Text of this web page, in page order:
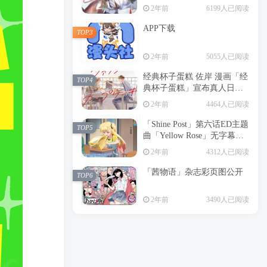
2年前 6199人已阅读
APP下载
2年前 5055人已阅读
TOP3
经典杯子蛋糕 佐岸 漫画「经
典杯子蛋糕」宣布真人日剧
化
2年前 4464人已阅读
TOP4
「Shine Post」第六话ED主题
曲「Yellow Rose」无字幕MV
公开
2年前 4312人已阅读
TOP5
「茜物语」杂志彩页图公开
2年前 3490人已阅读
TOP6